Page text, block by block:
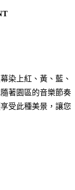
染上紅、黃、藍、
著園區的音樂節奏
受此種美景，讓您